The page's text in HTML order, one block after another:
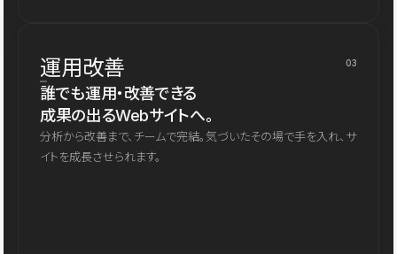
運用改善 03
誰でも運用・改善できる
成果の出るWebサイトへ。
分析から改善まで、チームで完結。気づいたその場で手を入れ、サ
イトを成長させられます。